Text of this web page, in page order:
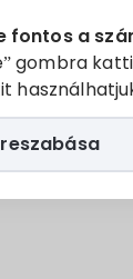
fontos a
gombra
10.